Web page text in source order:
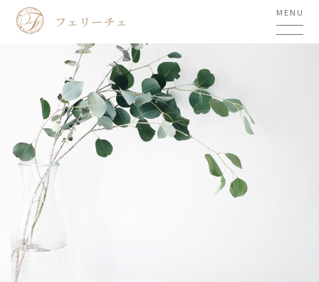
フェリーチェ
MENU